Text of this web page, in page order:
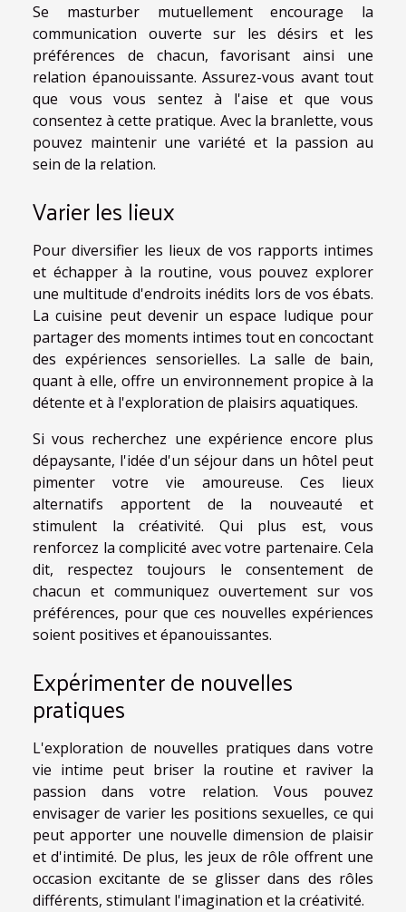
Se masturber mutuellement encourage la
communication ouverte sur les désirs et les
préférences de chacun, favorisant ainsi une
relation épanouissante. Assurez-vous avant tout
que vous vous sentez à l'aise et que vous
consentez à cette pratique. Avec la branlette, vous
pouvez maintenir une variété et la passion au
sein de la relation.
Varier les lieux
Pour diversifier les lieux de vos rapports intimes
et échapper à la routine, vous pouvez explorer
une multitude d'endroits inédits lors de vos ébats.
La cuisine peut devenir un espace ludique pour
partager des moments intimes tout en concoctant
des expériences sensorielles. La salle de bain,
quant à elle, offre un environnement propice à la
détente et à l'exploration de plaisirs aquatiques.
Si vous recherchez une expérience encore plus
dépaysante, l'idée d'un séjour dans un hôtel peut
pimenter votre vie amoureuse. Ces lieux
alternatifs apportent de la nouveauté et
stimulent la créativité. Qui plus est, vous
renforcez la complicité avec votre partenaire. Cela
dit, respectez toujours le consentement de
chacun et communiquez ouvertement sur vos
préférences, pour que ces nouvelles expériences
soient positives et épanouissantes.
Expérimenter de nouvelles
pratiques
L'exploration de nouvelles pratiques dans votre
vie intime peut briser la routine et raviver la
passion dans votre relation. Vous pouvez
envisager de varier les positions sexuelles, ce qui
peut apporter une nouvelle dimension de plaisir
et d'intimité. De plus, les jeux de rôle offrent une
occasion excitante de se glisser dans des rôles
différents, stimulant l'imagination et la créativité.